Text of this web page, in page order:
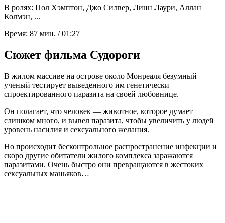
В ролях: Пол Хэмптон, Джо Силвер, Линн Лаури, Аллан
Колмэн, ...
Время: 87 мин. / 01:27
Сюжет фильма Судороги
В жилом массиве на острове около Монреаля безумный
ученый тестирует выведенного им генетически
спроектированного паразита на своей любовнице.
Он полагает, что человек — животное, которое думает
слишком много, и вывел паразита, чтобы увеличить у людей
уровень насилия и сексуального желания.
Но происходит бесконтрольное распространение инфекции и
скоро другие обитатели жилого комплекса заражаются
паразитами. Очень быстро они превращаются в жестоких
сексуальных маньяков…